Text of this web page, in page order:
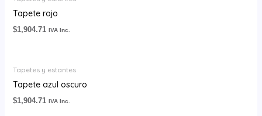
Tapete rojo
$1,904.71 IVA Inc.
Tapetes y estantes
Tapete azul oscuro
$1,904.71 IVA Inc.